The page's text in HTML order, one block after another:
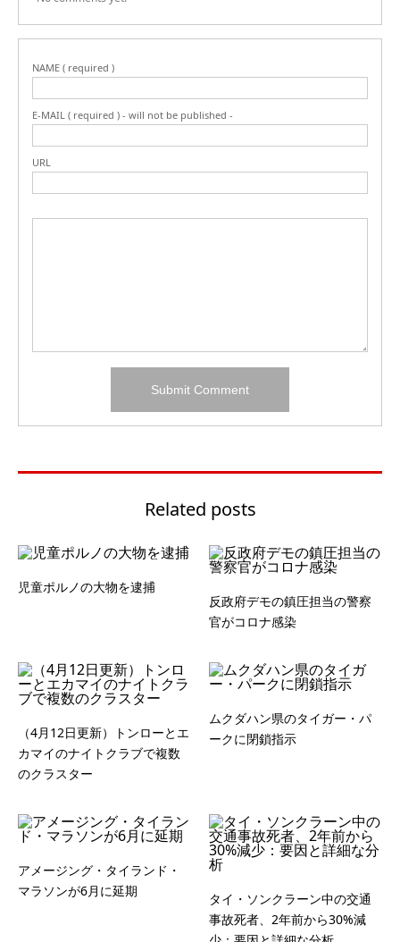
NAME ( required )
E-MAIL ( required ) - will not be published -
URL
Related posts
児童ポルノの大物を逮捕
反政府デモの鎮圧担当の警察
官がコロナ感染
（4月12日更新）トンローとエ
カマイのナイトクラブで複数
のクラスター
ムクダハン県のタイガー・パ
ークに閉鎖指示
アメージング・タイランド・
マラソンが6月に延期
タイ・ソンクラーン中の交通
事故死者、2年前から30%減